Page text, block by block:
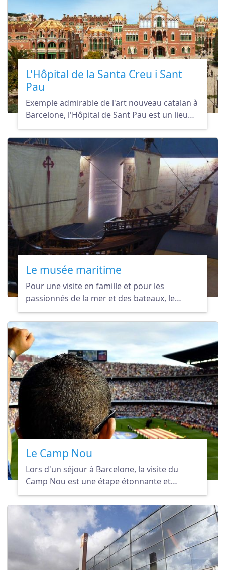
L'Hôpital de la Santa Creu i Sant
Pau
Exemple admirable de l'art nouveau catalan à
Barcelone, l'Hôpital de Sant Pau est un lieu
de promenade dans un cadre tranquille et
séduisant.
Le musée maritime
Pour une visite en famille et pour les
passionnés de la mer et des bateaux, le
musée maritime de Barcelone est l'endroit
idéal.
Le Camp Nou
Lors d'un séjour à Barcelone, la visite du
Camp Nou est une étape étonnante et
immanquable pour tous les fans du FC
Barcelone ou de foot en général.